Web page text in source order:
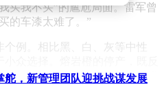
买我不买”的尴尬局面。雷军曾
的车漆太难了。”
例。相比黑、白、灰等中性
好，也暴露出车企在个性化设
，新管理团队迎挑战谋发展